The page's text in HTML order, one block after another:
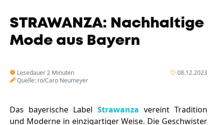
Fotobox
Team
Programm
Nachgehört
Newsletter
Handwerker
STRAWANZA: Nachhaltige
Mode aus Bayern
Lesedauer 2 Minuten
Quelle: ro/Caro Neumeyer
08.12.2023
Das bayerische Label Strawanza vereint Tradition
und Moderne in einzigartiger Weise. Die Geschwister